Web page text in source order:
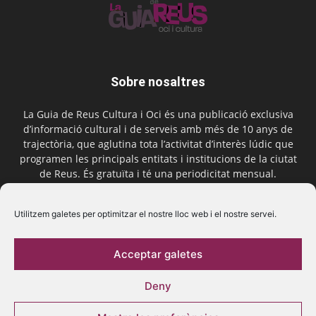
Utilitzem galetes per optimitzar el nostre lloc web i el nostre servei.
Acceptar galetes
Deny
Sobre nosaltres
La Guia de Reus Cultura i Oci és una publicació exclusiva
d’informació cultural i de serveis amb més de 10 anys de
trajectòria, que aglutina tota l’activitat d’interès lúdic que
programen les principals entitats i institucions de la ciutat
de Reus. És gratuïta i té una periodicitat mensual.
Segueix-nos